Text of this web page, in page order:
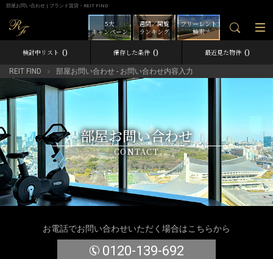
部屋お問い合わせ | ブランド賃貸－REIT FIND
フリーレント
検索
週間／閲覧
ランキング
5大
キャンペーン
検討中リスト 0 保存した条件 0 最近見た物件 0
REIT FIND 部屋お問い合わせ - お問い合わせ内容入力
部屋お問い合わせ
CONTACT
お電話でお問い合わせいただく場合はこちらから
0120-139-692